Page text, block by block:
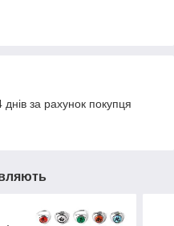
за рахунок покупця